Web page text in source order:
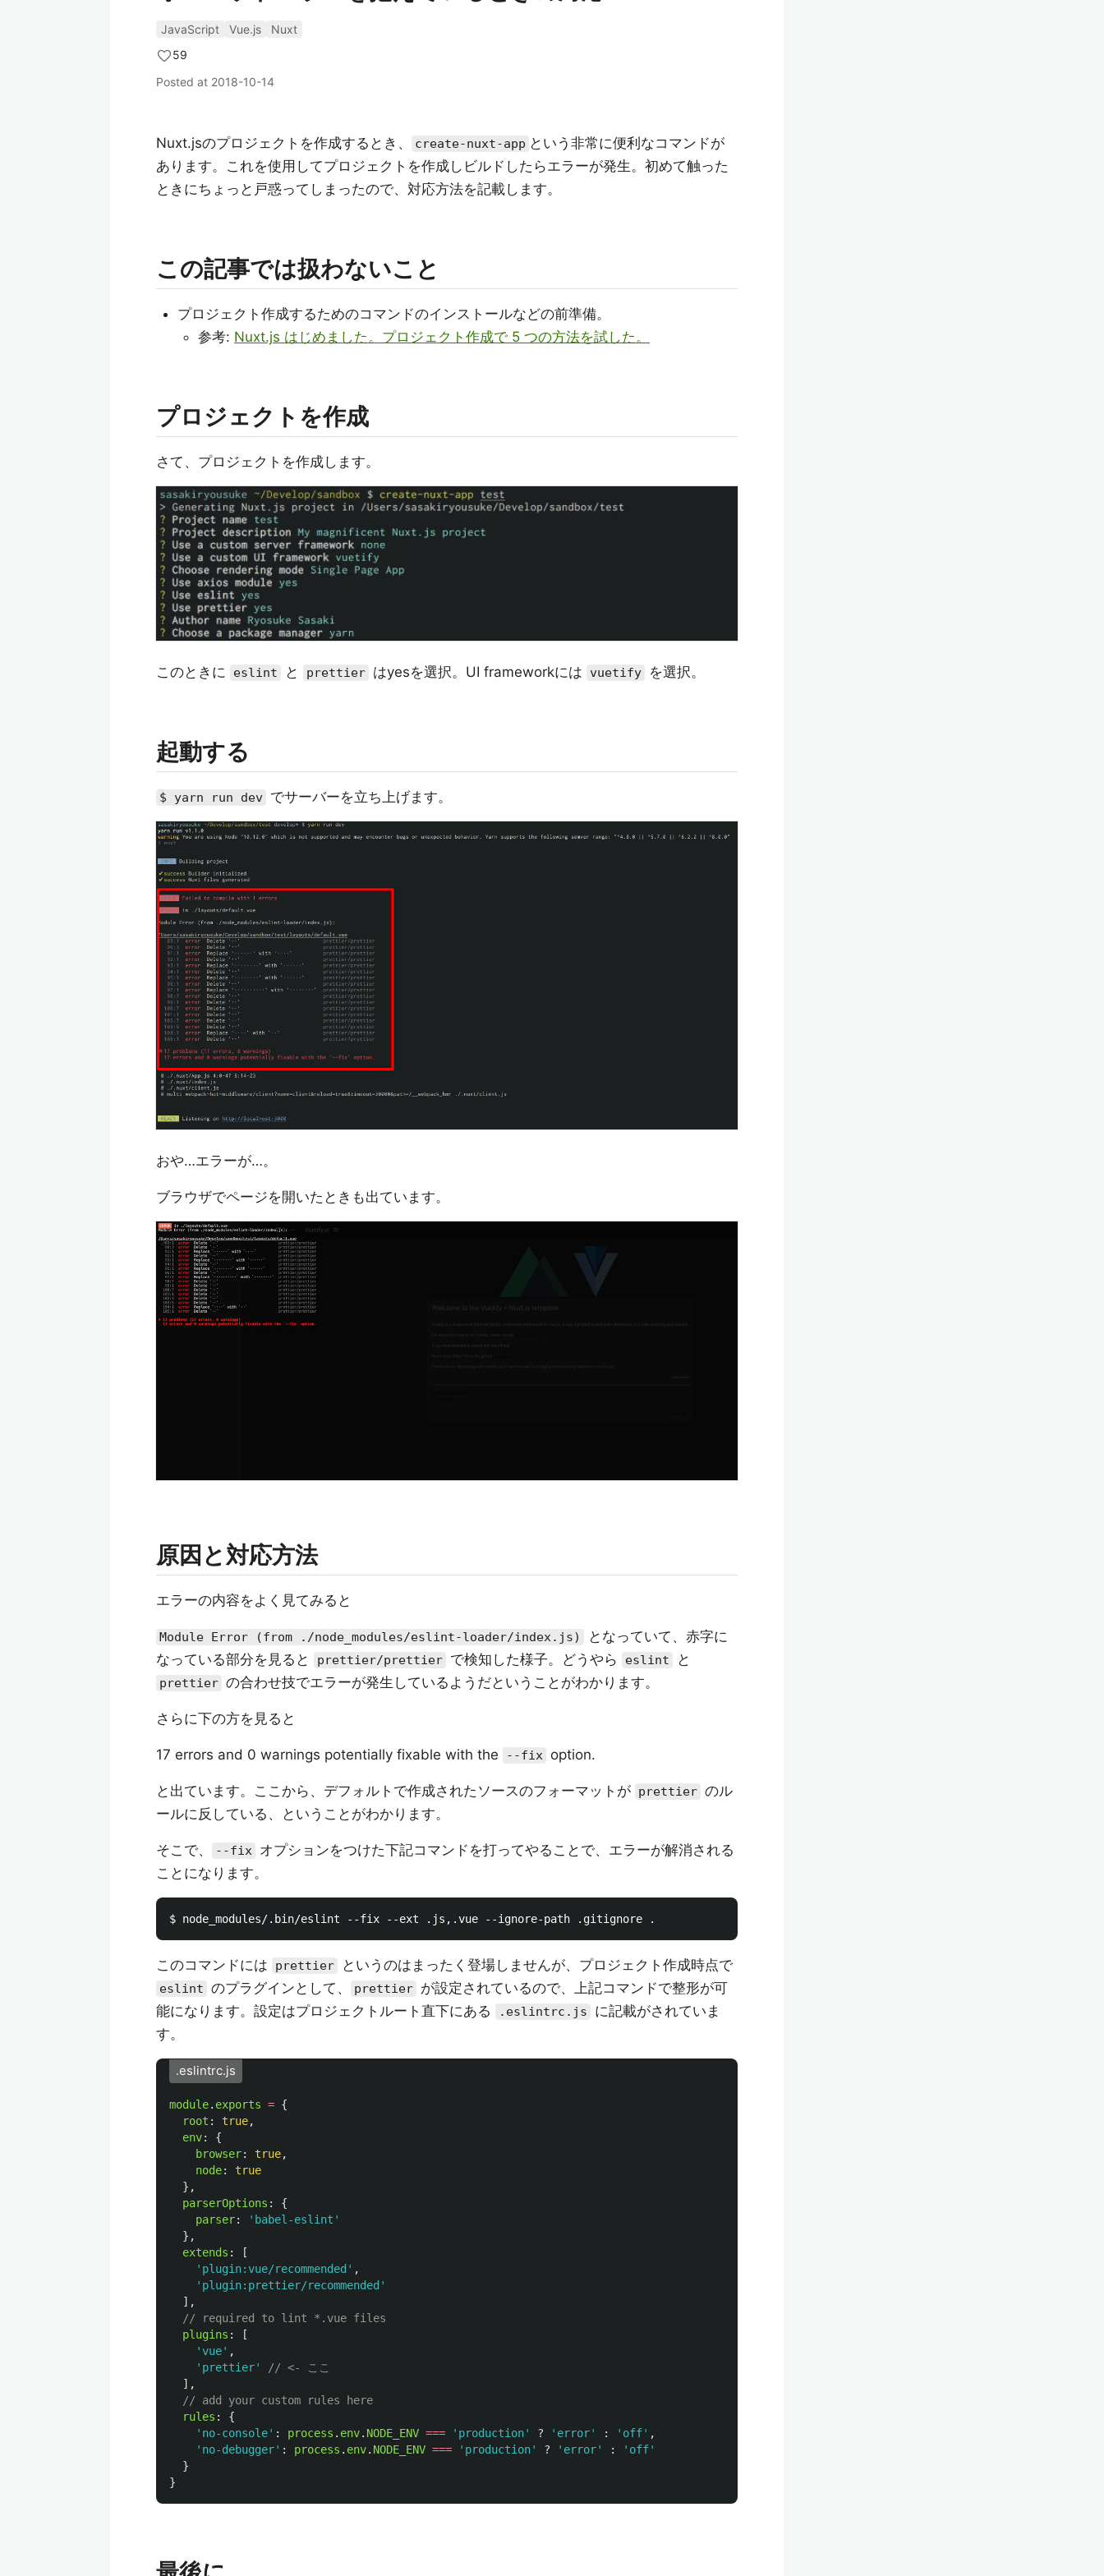
JavaScript Vue.js
Nuxt
59
Posted at 2018-10-14
Nuxt.jsのプロジェクトを作成するとき、 create-nuxt-app という非常に便利なコマンドが
あります。これを使用してプロジェクトを作成しビルドしたらエラーが発生。初めて触った
ときにちょっと戸惑ってしまったので、対応方法を記載します。
この記事では扱わないこと
プロジェクト作成するためのコマンドのインストールなどの前準備。
参考: Nuxt.js はじめました。プロジェクト作成で 5 つの方法を試した。
プロジェクトを作成
さて、プロジェクトを作成します。
このときに eslint と prettier はyesを選択。UI frameworkには vuetify を選択。
起動する
$ yarn run dev でサーバーを立ち上げます。
おや…エラーが…。
ブラウザでページを開いたときも出ています。
原因と対応方法
エラーの内容をよく見てみると
Module Error (from ./node_modules/eslint-loader/index.js)
となっていて、赤字に
なっている部分を見ると
prettier/prettier で検知した様子。どうやら eslint と
prettier の合わせ技でエラーが発生しているようだということがわかります。
さらに下の方を見ると
17 errors and 0 warnings potentially fixable with the --fix option.
と出ています。ここから、デフォルトで作成されたソースのフォーマットが prettier のル
ールに反している、ということがわかります。
そこで、 --fix オプションをつけた下記コマンドを打ってやることで、エラーが解消される
ことになります。
このコマンドには prettier というのはまったく登場しませんが、プロジェクト作成時点で
eslint のプラグインとして、 prettier が設定されているので、上記コマンドで整形が可
能になります。設定はプロジェクトルート直下にある
.eslintrc.js
に記載がされていま
す。
.eslintrc.js
module. exports = {
root : true,
env:
{
browser: true,
node:
true
},
parserOptions :
{
parser: ' babel-eslint '
},
extends :
[
' plugin:vue/recommended ' ,
' plugin:prettier/recommended '
],
// required to lint *.vue files
plugins :
[
' vue' ,
' prettier'
// <- ここ
],
// add your custom rules here
rules :
{
' no-console' : process . env. NODE_ENV === ' production' ? ' error' : ' off' ,
' no-debugger' : process . env. NODE_ENV === ' production' ? ' error' : ' off'
}
}